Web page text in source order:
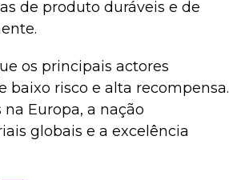
de produto duráveis e de
os principais actores
risco e alta recompensa.
Europa, a nação
globais e a excelência